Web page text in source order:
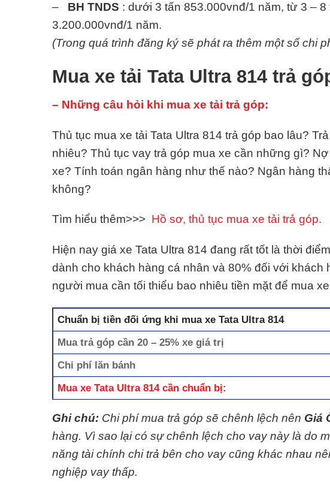
– BH TNDS : dưới 3 tấn 853.000vnđ/1 năm, từ 3 –
3.200.000vnđ/1 năm.
(Trong quá trình đăng ký sẽ phát ra thêm một số chi
Mua xe tải Tata Ultra 814 trả
– Những câu hỏi khi mua xe tải trả góp:
Thủ tục mua xe tải Tata Ultra 814 trả góp bao lâu?
nhiêu? Thủ tục vay trả góp mua xe cần những gì?
xe? Tính toán ngân hàng như thế nào? Ngân hàng
không?
Tìm hiểu thêm>>> Hồ sơ, thủ tục mua xe tải trả góp.
Hiện nay giá xe Tata Ultra 814 đang rất tốt là thời
dành cho khách hàng cá nhân và 80% đối với
người mua cần tối thiểu bao nhiêu tiền mặt để mua
Chuẩn bị tiền đối ứng khi mua xe Tata Ultra 814
Mua trả góp cần 20 – 25% xe giá trị
Chi phí lăn bánh
Mua xe Tata Ultra 814 cần chuẩn bị:
Ghi chú: Chi phí mua trả góp sẽ chênh lệch nên Giá
hàng. Vì sao lại có sự chênh lệch cho vay này là do
năng tài chính chi trả bên cho vay cũng khác nhau
nghiệp vay thấp.